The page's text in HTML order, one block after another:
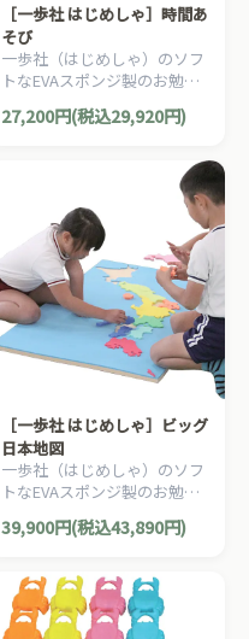
［一歩社 はじめしゃ］時間あ
そび
一歩社（はじめしゃ）のソフ
トなEVAスポンジ製のお勉強
性の高いEVAスポンジ製の時
27,200円(税込29,920円)
［一歩社 はじめしゃ］ビッグ
日本地図
一歩社（はじめしゃ）のソフ
トなEVAスポンジ製のお勉強
のエリアで色分けされた地図
39,900円(税込43,890円)